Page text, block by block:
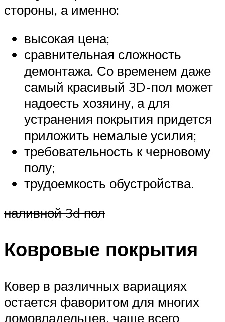
стороны, а именно:
высокая цена;
сравнительная сложность
демонтажа. Со временем даже
самый красивый 3D-пол может
надоесть хозяину, а для
устранения покрытия придется
приложить немалые усилия;
требовательность к черновому
полу;
трудоемкость обустройства.
наливной 3d пол
Ковровые покрытия
Ковер в различных вариациях
остается фаворитом для многих
домовладельцев, чаще всего